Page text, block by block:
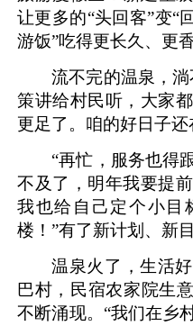
让更多的“头回客”变“
游饭”吃得更长久、更香
流不完的温泉，
策讲给村民听，大家
更足了。咱的好日子还
“再忙，服务也得
不及了，明年我要提
我也给自己定个小
楼！”有了新计划、新
温泉火了，生活
巴村，民宿农家院生
不断涌现。“我们在乡